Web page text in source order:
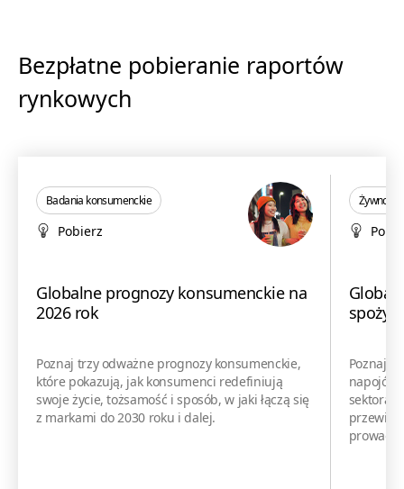
Bezpłatne pobieranie raportów
rynkowych
Badania konsumenckie
Pobierz
Globalne prognozy konsumenckie na
2026 rok
Poznaj trzy odważne prognozy konsumenckie,
które pokazują, jak konsumenci redefiniują
swoje życie, tożsamość i sposób, w jaki łączą się
z markami do 2030 roku i dalej.
Żywność
Poznaj
sektora.